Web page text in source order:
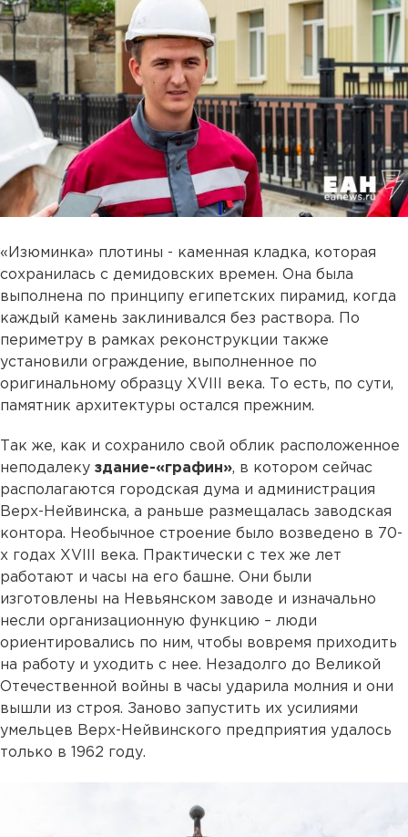
«Изюминка» плотины - каменная кладка, которая
сохранилась с демидовских времен. Она была
выполнена по принципу египетских пирамид, когда
каждый камень заклинивался без раствора. По
периметру в рамках реконструкции также
установили ограждение, выполненное по
оригинальному образцу XVIII века. То есть, по сути,
памятник архитектуры остался прежним.
Так же, как и сохранило свой облик расположенное
неподалеку здание-«графин», в котором сейчас
располагаются городская дума и администрация
Верх-Нейвинска, а раньше размещалась заводская
контора. Необычное строение было возведено в 70-
х годах XVIII века. Практически с тех же лет
работают и часы на его башне. Они были
изготовлены на Невьянском заводе и изначально
несли организационную функцию – люди
ориентировались по ним, чтобы вовремя приходить
на работу и уходить с нее. Незадолго до Великой
Отечественной войны в часы ударила молния и они
вышли из строя. Заново запустить их усилиями
умельцев Верх-Нейвинского предприятия удалось
только в 1962 году.